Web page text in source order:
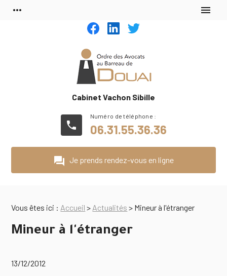
more_horiz menu
Cabinet Vachon Sibille
phone 06.31.55.36.36
question_answer Je prends rendez-vous en ligne
Vous êtes ici : Accueil > Actualités > Mineur à l'étranger
Mineur à l'étranger
13/12/2012